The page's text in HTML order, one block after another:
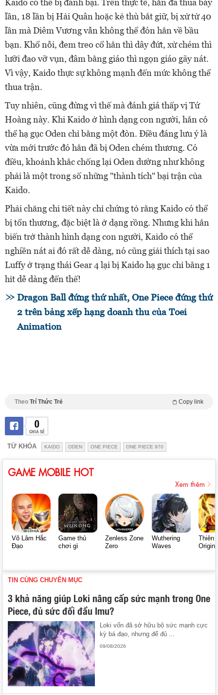
Kaido có thể bị đánh bại. Trên thực tế, hắn đã thua bảy
lần, 18 lần bị Hải Quân hoặc kẻ thù bắt giữ, bị xử tử 40
lần mà Diêm Vương vẫn không thể đón hắn về bầu
bạn. Khổ nỗi, đem treo cổ hắn thì dây đứt, xử chém thì
lưỡi đao vỡ vụn, đâm bằng giáo thì ngọn giáo gãy nát.
Vì vậy, Kaido thực sự không mạnh đến mức không thể
thua trận.
Tuy nhiên, cũng đừng vì thế mà đánh giá thấp vị Tứ
Hoàng này. Khi Kaido ở hình dạng con người, hắn có
thể hạ gục Oden chỉ bằng một đòn. Điều đáng lưu ý là
vừa mới trước đó hắn đã bị Oden chém thương. Có
điều, khoảnh khắc chống lại Oden dường như không
phải là một trong số những "thành tích" bại trận của
Kaido.
Phải chăng chi tiết này chỉ chứng tỏ rằng Kaido có thể
bị tổn thương, đặc biệt là ở dạng rồng. Nhưng khi hắn
biến trở thành hình dạng con người, Kaido có thể
nghiền nát ai đó rất dễ dàng, nó cũng giải thích tại sao
Luffy ở trạng thái Gear 4 lại bị Kaido hạ gục chỉ bằng 1
hit dễ dàng đến thế!
Dragon Ball đứng thứ nhất, One Piece đứng thứ
2 trên bảng xếp hạng doanh thu của Toei
Animation
Theo Trí Thức Trẻ Copy link
0
CHIA SẺ
TỪ KHÓA KAIDO ODEN ONE PIECE ONE PIECE 970
GAME MOBILE HOT
Xem thêm
Võ Lâm Hắc
Đạo
Game thủ
chơi gì
Zenless Zone
Zero
Wuthering
Waves
Thiên
Origin
TIN CÙNG CHUYÊN MỤC
3 khả năng giúp Loki nâng cấp sức mạnh trong One
Piece, đủ sức đối đầu Imu?
Loki vốn đã sở hữu bộ sức mạnh cực
kỳ bá đạo, nhưng để đủ ...
09/08/2026